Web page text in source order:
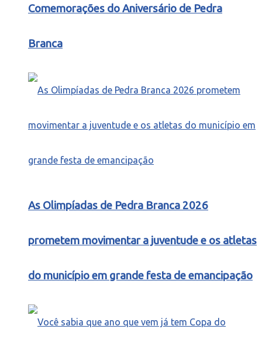
Comemorações do Aniversário de Pedra
Branca
As Olimpíadas de Pedra Branca 2026
prometem movimentar a juventude e os atletas
do município em grande festa de emancipação